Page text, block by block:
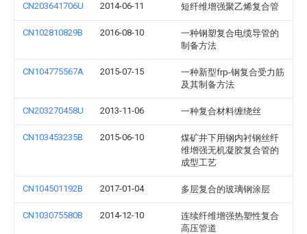
CN203641706U 2014-06-11 短纤维增强聚乙烯复合管
CN102810829B 2016-08-10
一种钢塑复合电缆导管的
制备方法
CN104775567A 2015-07-15
一种新型frp-钢复合受力筋
及其制备方法
CN203270458U 2013-11-06 一种复合材料缠绕丝
CN103453235B 2015-06-10
煤矿井下用钢内衬钢丝纤
维增强无机凝胶复合管的
成型工艺
CN104501192B 2017-01-04 多层复合的玻璃钢涂层
CN103075580B 2014-12-10
连续纤维增强热塑性复合
高压管道